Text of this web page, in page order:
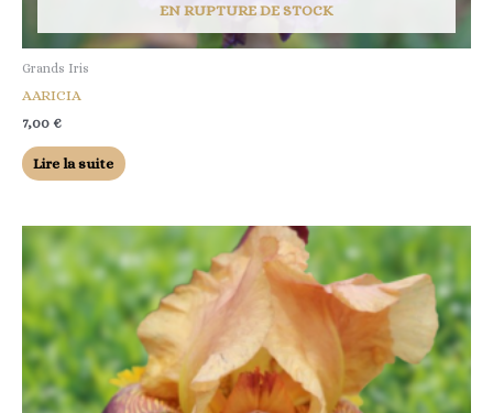
EN RUPTURE DE STOCK
Grands Iris
AARICIA
7,00 €
Lire la suite